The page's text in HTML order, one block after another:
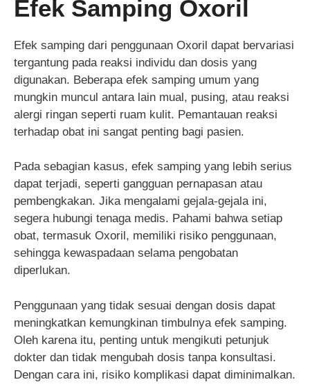
Efek Samping Oxoril
Efek samping dari penggunaan Oxoril dapat bervariasi
tergantung pada reaksi individu dan dosis yang
digunakan. Beberapa efek samping umum yang
mungkin muncul antara lain mual, pusing, atau reaksi
alergi ringan seperti ruam kulit. Pemantauan reaksi
terhadap obat ini sangat penting bagi pasien.
Pada sebagian kasus, efek samping yang lebih serius
dapat terjadi, seperti gangguan pernapasan atau
pembengkakan. Jika mengalami gejala-gejala ini,
segera hubungi tenaga medis. Pahami bahwa setiap
obat, termasuk Oxoril, memiliki risiko penggunaan,
sehingga kewaspadaan selama pengobatan
diperlukan.
Penggunaan yang tidak sesuai dengan dosis dapat
meningkatkan kemungkinan timbulnya efek samping.
Oleh karena itu, penting untuk mengikuti petunjuk
dokter dan tidak mengubah dosis tanpa konsultasi.
Dengan cara ini, risiko komplikasi dapat diminimalkan.